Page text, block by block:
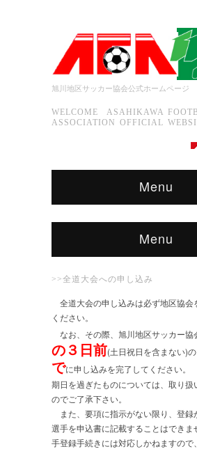
旭川地区サッカー協会公式ホームページ
WELCOME ASAHIKAWA
ASSOCIATION OFFICIAL
Menu
Menu
>>全道大会への申し込み
全道大会の申し込みは必ず地区協会
ください。
なお、その際、旭川地区サッカー協
の３日前(土日祝日を含まない)の
でに申し込みを完了してください。
期日を過ぎたものについては、取り扱
のでご了承下さい。
また、要項に指示がない限り、登録
選手を申込書に記載することはできま
手登録手続きには対応しかねますので